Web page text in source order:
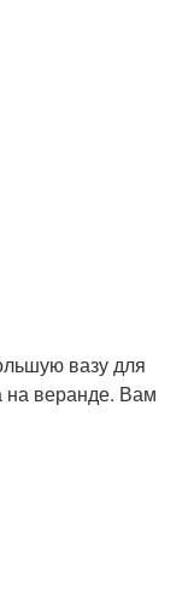
вазу для
на веранде. Вам